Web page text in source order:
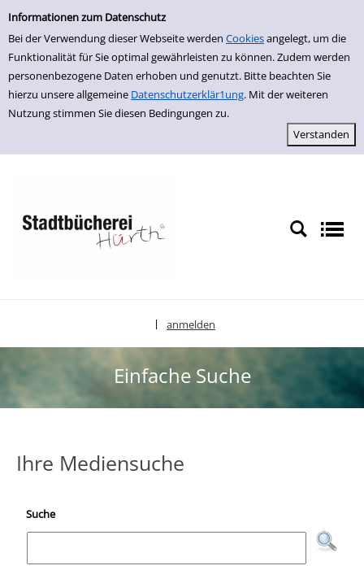
Einfache Suche
Informationen zum Datenschutz
Bei der Verwendung dieser Webseite werden Cookiesangelegt, um die
Funktionalität für Sie optimal gewährleisten zu können. Zudem werden
personenbezogene Daten erhoben und genutzt. Bitte beachten Sie
hierzu unsere allgemeine Datenschutzerklär1ung. Mit der weiteren
Nutzung stimmen Sie diesen Bedingungen zu.
zur Navigation springen
zum Inhalt springen
Zu den Suchfiltern springen
Zur Trefferliste springen
anmelden
Einfache Suche
Ihre Mediensuche
Suche